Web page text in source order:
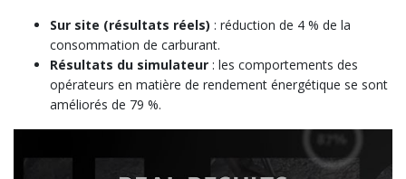
Sur site (résultats réels) : réduction de 4 % de la
consommation de carburant.
Résultats du simulateur : les comportements des
opérateurs en matière de rendement énergétique se sont
améliorés de 79 %.